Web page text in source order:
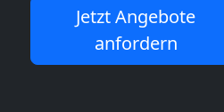
Jetzt Angebote
anfordern